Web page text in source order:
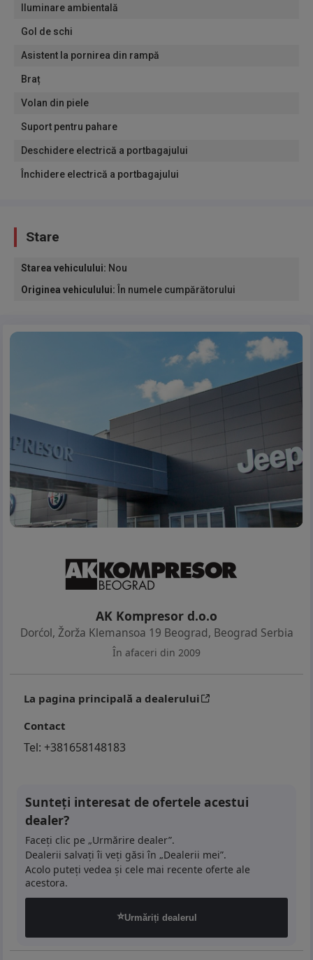
Iluminare ambientală
Gol de schi
Asistent la pornirea din rampă
Braț
Volan din piele
Suport pentru pahare
Deschidere electrică a portbagajului
Închidere electrică a portbagajului
Stare
Starea vehiculului: Nou
Originea vehiculului: În numele cumpărătorului
AK Kompresor d.o.o
Dorćol, Žorža Klemansoa 19 Beograd, Beograd Serbia
În afaceri din 2009
La pagina principală a dealerului
Contact
Tel: +381658148183
Sunteți interesat de ofertele acestui
dealer?
Faceți clic pe „Urmărire dealer”.
Dealerii salvați îi veți găsi în „Dealerii mei”.
Acolo puteți vedea și cele mai recente oferte ale
acestora.
⭐Urmăriți dealerul